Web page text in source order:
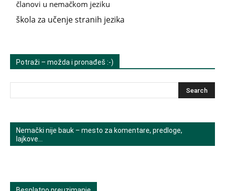
članovi u nemačkom jeziku
škola za učenje stranih jezika
Potraži – možda i pronađeš :-)
Nemački nije bauk – mesto za komentare, predloge,
lajkove…